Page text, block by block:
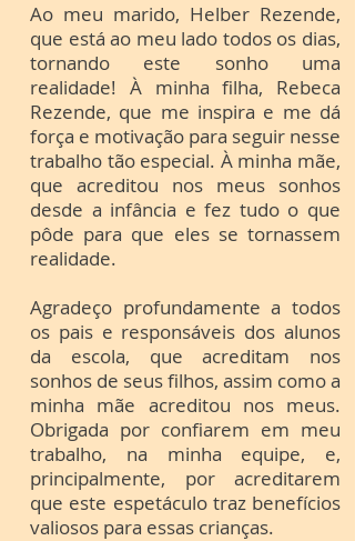
Ao meu marido, Helber Rezende,
que está ao meu lado todos os dias,
tornando este sonho uma
realidade! À minha filha, Rebeca
Rezende, que me inspira e me dá
força e motivação para seguir nesse
trabalho tão especial. À minha mãe,
que acreditou nos meus sonhos
desde a infância e fez tudo o que
pôde para que eles se tornassem
realidade.
Agradeço profundamente a todos
os pais e responsáveis dos alunos
da escola, que acreditam nos
sonhos de seus filhos, assim como a
minha mãe acreditou nos meus.
Obrigada por confiarem em meu
trabalho, na minha equipe, e,
principalmente, por acreditarem
que este espetáculo traz benefícios
valiosos para essas crianças.